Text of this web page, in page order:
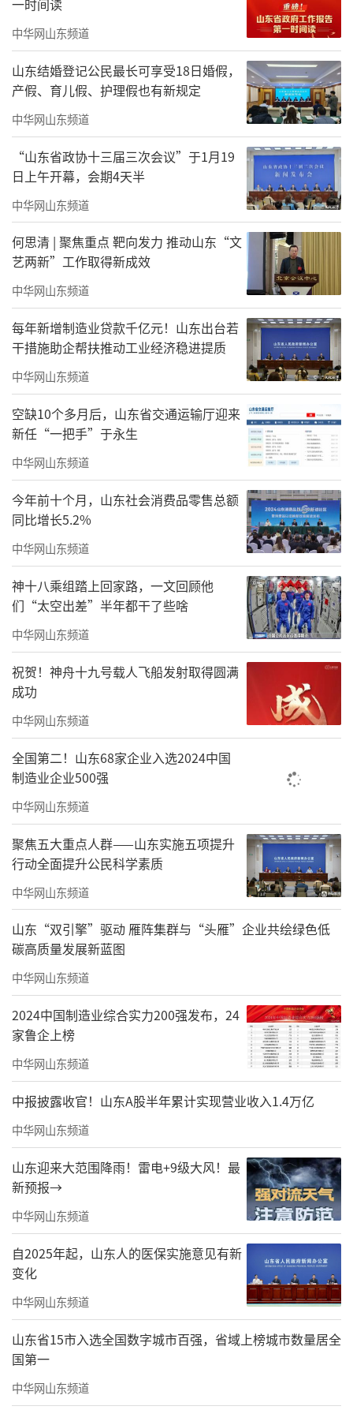
得你为它停留。
（文/张霑懿，青年画家 来源：艺术头条@
写意当代油画）
宋永进作品欣赏
中华网山东频道
山东结婚登记公民最长可享受18日婚假，
产假、育儿假、护理假也有新规定
中华网山东频道
“山东省政协十三届三次会议”于1月19
日上午开幕，会期4天半
中华网山东频道
何思清 | 聚焦重点 靶向发力 推动山东“文
艺两新”工作取得新成效
中华网山东频道
每年新增制造业贷款千亿元！山东出台若
干措施助企帮扶推动工业经济稳进提质
中华网山东频道
空缺10个多月后，山东省交通运输厅迎来
新任“一把手”于永生
中华网山东频道
今年前十个月，山东社会消费品零售总额
同比增长5.2%
中华网山东频道
神十八乘组踏上回家路，一文回顾他
们“太空出差”半年都干了些啥
中华网山东频道
祝贺！神舟十九号载人飞船发射取得圆满
成功
中华网山东频道
全国第二！山东68家企业入选2024中国
制造业企业500强
中华网山东频道
聚焦五大重点人群——山东实施五项提升
行动全面提升公民科学素质
中华网山东频道
山东“双引擎”驱动 雁阵集群与“头雁”企业共绘绿色低
碳高质量发展新蓝图
中华网山东频道
2024中国制造业综合实力200强发布，24
家鲁企上榜
中华网山东频道
中报披露收官！山东A股半年累计实现营业收入1.4万亿
中华网山东频道
山东迎来大范围降雨！雷电+9级大风！最
新预报→
中华网山东频道
自2025年起，山东人的医保实施意见有新
变化
中华网山东频道
山东省15市入选全国数字城市百强，省域上榜城市数量居全
国第一
中华网山东频道